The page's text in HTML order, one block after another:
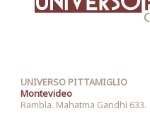
UNIVERSO PITTAMIGLIO
Montevideo
Rambla. Mahatma Gandhi 633.